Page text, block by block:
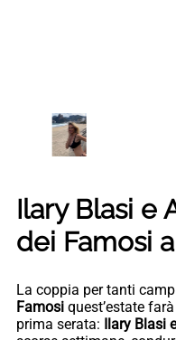
Ilary Blasi e
dei Famosi
La coppia per tanti
Famosi quest’estate
prima serata: Ilary Blasi